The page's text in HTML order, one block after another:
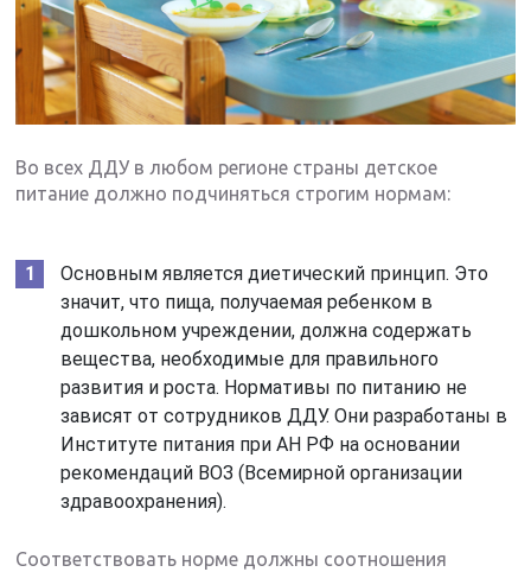
Во всех ДДУ в любом регионе страны детское
питание должно подчиняться строгим нормам:
Основным является диетический принцип. Это
значит, что пища, получаемая ребенком в
дошкольном учреждении, должна содержать
вещества, необходимые для правильного
развития и роста. Нормативы по питанию не
зависят от сотрудников ДДУ. Они разработаны в
Институте питания при АН РФ на основании
рекомендаций ВОЗ (Всемирной организации
здравоохранения).
Соответствовать норме должны соотношения